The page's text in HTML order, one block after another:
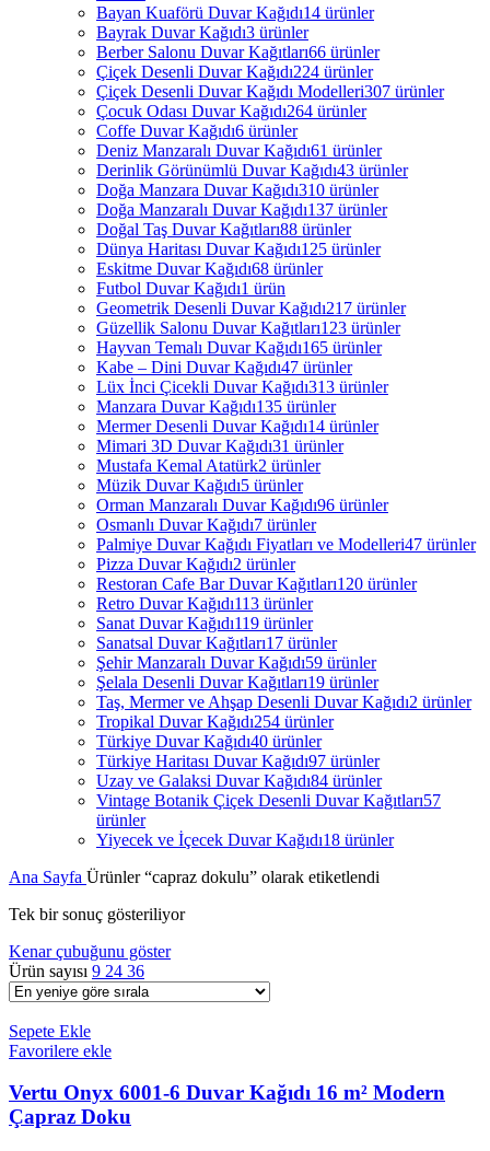
Bayan Kuaförü Duvar Kağıdı14 ürünler
Bayrak Duvar Kağıdı3 ürünler
Berber Salonu Duvar Kağıtları66 ürünler
Çiçek Desenli Duvar Kağıdı224 ürünler
Çiçek Desenli Duvar Kağıdı Modelleri307 ürünler
Çocuk Odası Duvar Kağıdı264 ürünler
Coffe Duvar Kağıdı6 ürünler
Deniz Manzaralı Duvar Kağıdı61 ürünler
Derinlik Görünümlü Duvar Kağıdı43 ürünler
Doğa Manzara Duvar Kağıdı310 ürünler
Doğa Manzaralı Duvar Kağıdı137 ürünler
Doğal Taş Duvar Kağıtları88 ürünler
Dünya Haritası Duvar Kağıdı125 ürünler
Eskitme Duvar Kağıdı68 ürünler
Futbol Duvar Kağıdı1 ürün
Geometrik Desenli Duvar Kağıdı217 ürünler
Güzellik Salonu Duvar Kağıtları123 ürünler
Hayvan Temalı Duvar Kağıdı165 ürünler
Kabe – Dini Duvar Kağıdı47 ürünler
Lüx İnci Çicekli Duvar Kağıdı313 ürünler
Manzara Duvar Kağıdı135 ürünler
Mermer Desenli Duvar Kağıdı14 ürünler
Mimari 3D Duvar Kağıdı31 ürünler
Mustafa Kemal Atatürk2 ürünler
Müzik Duvar Kağıdı5 ürünler
Orman Manzaralı Duvar Kağıdı96 ürünler
Osmanlı Duvar Kağıdı7 ürünler
Palmiye Duvar Kağıdı Fiyatları ve Modelleri47 ürünler
Pizza Duvar Kağıdı2 ürünler
Restoran Cafe Bar Duvar Kağıtları120 ürünler
Retro Duvar Kağıdı113 ürünler
Sanat Duvar Kağıdı119 ürünler
Sanatsal Duvar Kağıtları17 ürünler
Şehir Manzaralı Duvar Kağıdı59 ürünler
Şelala Desenli Duvar Kağıtları19 ürünler
Taş, Mermer ve Ahşap Desenli Duvar Kağıdı2 ürünler
Tropikal Duvar Kağıdı254 ürünler
Türkiye Duvar Kağıdı40 ürünler
Türkiye Haritası Duvar Kağıdı97 ürünler
Uzay ve Galaksi Duvar Kağıdı84 ürünler
Vintage Botanik Çiçek Desenli Duvar Kağıtları57
ürünler
Yiyecek ve İçecek Duvar Kağıdı18 ürünler
Ana Sayfa Ürünler “capraz dokulu” olarak etiketlendi
Tek bir sonuç gösteriliyor
Kenar çubuğunu göster
Ürün sayısı 9 24 36
Sepete Ekle
Favorilere ekle
Vertu Onyx 6001-6 Duvar Kağıdı 16 m² Modern
Çapraz Doku